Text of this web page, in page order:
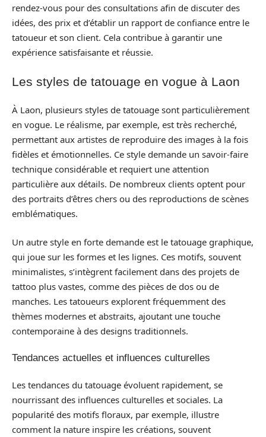
rendez-vous pour des consultations afin de discuter des
idées, des prix et d’établir un rapport de confiance entre le
tatoueur et son client. Cela contribue à garantir une
expérience satisfaisante et réussie.
Les styles de tatouage en vogue à Laon
À Laon, plusieurs styles de tatouage sont particulièrement
en vogue. Le réalisme, par exemple, est très recherché,
permettant aux artistes de reproduire des images à la fois
fidèles et émotionnelles. Ce style demande un savoir-faire
technique considérable et requiert une attention
particulière aux détails. De nombreux clients optent pour
des portraits d’êtres chers ou des reproductions de scènes
emblématiques.
Un autre style en forte demande est le tatouage graphique,
qui joue sur les formes et les lignes. Ces motifs, souvent
minimalistes, s’intègrent facilement dans des projets de
tattoo plus vastes, comme des pièces de dos ou de
manches. Les tatoueurs explorent fréquemment des
thèmes modernes et abstraits, ajoutant une touche
contemporaine à des designs traditionnels.
Tendances actuelles et influences culturelles
Les tendances du tatouage évoluent rapidement, se
nourrissant des influences culturelles et sociales. La
popularité des motifs floraux, par exemple, illustre
comment la nature inspire les créations, souvent